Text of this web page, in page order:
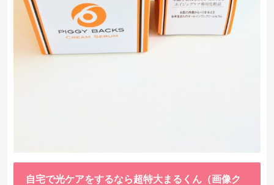
自宅で光ケアをするなら超特大まるくん（画像ク